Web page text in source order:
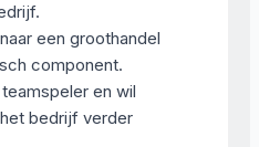
een groothandel
component.
en wil
bedrijf verder